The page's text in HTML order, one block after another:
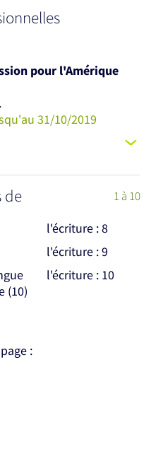
pour l'Amérique
31/10/2019
de 1 à 10
l'écriture : 8
l'écriture : 9
(10)
l'écriture : 10
: